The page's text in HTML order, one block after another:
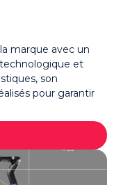
marque avec un
et
son
pour garantir